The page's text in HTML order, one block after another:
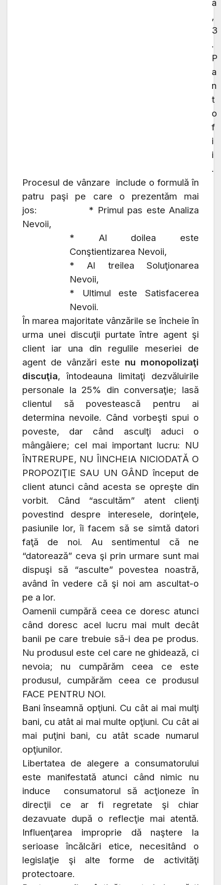
a
,
3
.
P
a
n
t
o
f
i
i
.
Procesul de vânzare include o formulă în
patru paşi pe care o prezentăm mai
jos: * Primul pas este Analiza
Nevoii,
* Al doilea este
Conştientizarea Nevoii,
* Al treilea Soluţionarea
Nevoii,
* Ultimul este Satisfacerea
Nevoii.
În marea majoritate vânzările se încheie în
urma unei discuţii purtate între agent şi
client iar una din regulile meseriei de
agent de vânzări este nu monopolizaţi
discuţia, întodeauna limitaţi dezvăluirile
personale la 25% din conversaţie; lasă
clientul să povestească pentru ai
determina nevoile. Când vorbeşti spui o
poveste, dar când asculţi aduci o
mângâiere; cel mai important lucru: NU
ÎNTRERUPE, NU ÎINCHEIA NICIODATĂ O
PROPOZIŢIE SAU UN GÂND început de
client atunci când acesta se opreşte din
vorbit. Când “ascultăm” atent clienţi
povestind despre interesele, dorinţele,
pasiunile lor, îi facem să se simtă datori
faţă de noi. Au sentimentul că ne
“datorează” ceva şi prin urmare sunt mai
dispuşi să “asculte” povestea noastră,
având în vedere că şi noi am ascultat-o
pe a lor.
Oamenii cumpără ceea ce doresc atunci
când doresc acel lucru mai mult decât
banii pe care trebuie să-i dea pe produs.
Nu produsul este cel care ne ghidează, ci
nevoia; nu cumpărăm ceea ce este
produsul, cumpărăm ceea ce produsul
FACE PENTRU NOI.
Bani înseamnă opţiuni. Cu cât ai mai mulţi
bani, cu atât ai mai multe opţiuni. Cu cât ai
mai puţini bani, cu atât scade numarul
opţiunilor.
Libertatea de alegere a consumatorului
este manifestată atunci când nimic nu
induce consumatorul să acţioneze în
direcţii ce ar fi regretate şi chiar
dezavuate după o reflecţie mai atentă.
Influenţarea improprie dă naştere la
serioase încălcări etice, necesitând o
legislaţie şi alte forme de activităţi
protectoare.